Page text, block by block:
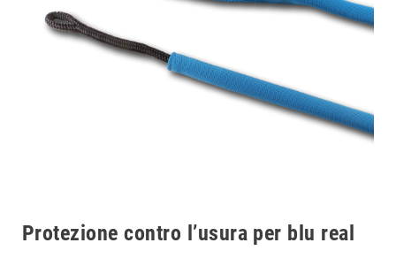
Protezione contro l’usura per blu real